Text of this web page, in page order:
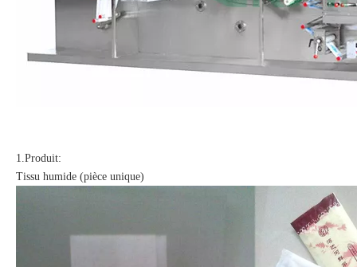
1.Produit:
Tissu humide (pièce unique)